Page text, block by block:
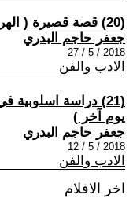
(20) قصة قصيرة ( الهروب نحو الحياة )
جعفر حاجم البدري
2018 / 5 / 27
الادب والفن
(21) دراسة اسلوبية
يوم آخر )
جعفر حاجم البدري
2018 / 5 / 12
الادب والفن
اخر الافلام